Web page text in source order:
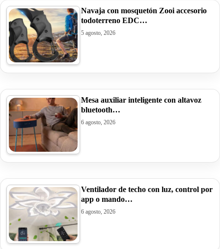
Navaja con mosquetón Zooi accesorio
todoterreno EDC…
5 agosto, 2026
Mesa auxiliar inteligente con altavoz
bluetooth…
6 agosto, 2026
Ventilador de techo con luz, control por
app o mando…
6 agosto, 2026